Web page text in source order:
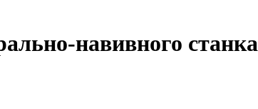
навивного станка